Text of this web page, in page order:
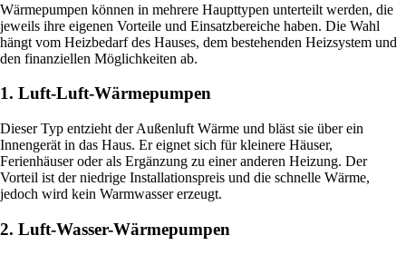
Wärmepumpen können in mehrere Haupttypen unterteilt werden, die
jeweils ihre eigenen Vorteile und Einsatzbereiche haben. Die Wahl
hängt vom Heizbedarf des Hauses, dem bestehenden Heizsystem und
den finanziellen Möglichkeiten ab.
1. Luft-Luft-Wärmepumpen
Dieser Typ entzieht der Außenluft Wärme und bläst sie über ein
Innengerät in das Haus. Er eignet sich für kleinere Häuser,
Ferienhäuser oder als Ergänzung zu einer anderen Heizung. Der
Vorteil ist der niedrige Installationspreis und die schnelle Wärme,
jedoch wird kein Warmwasser erzeugt.
2. Luft-Wasser-Wärmepumpen